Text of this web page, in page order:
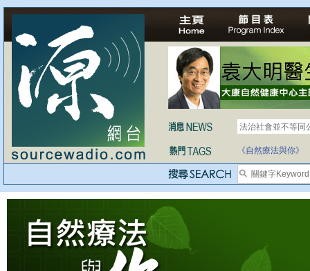
法治社會並不等同
《自然療法與你》